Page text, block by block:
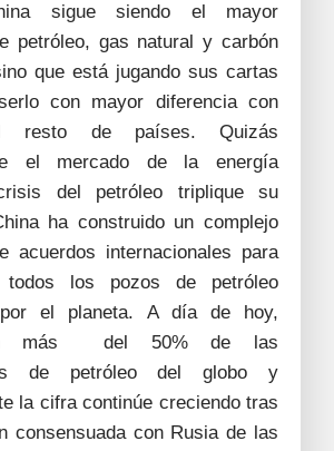
sigue siendo el mayor
petróleo, gas natural y carbón
que está jugando sus cartas
con mayor diferencia con
resto de países. Quizás
el mercado de la energía
del petróleo triplique su
ha construido un complejo
acuerdos internacionales para
todos los pozos de petróleo
por el planeta. A día de hoy,
más del 50% de las
de petróleo del globo y
la cifra continúe creciendo tras
consensuada con Rusia de las